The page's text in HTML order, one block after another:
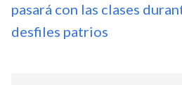
pasará con las clases
desfiles patrios